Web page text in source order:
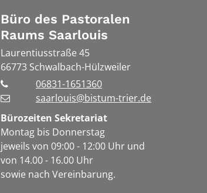
Büro des Pastoralen
Raums Saarlouis
Laurentiusstraße 45
66773 Schwalbach-Hülzweiler
06831-1651360
saarlouis@bistum-trier.de
Bürozeiten Sekretariat
Montag bis Donnerstag
jeweils von 09:00 - 12:00 Uhr und
von 14.00 - 16.00 Uhr
sowie nach Vereinbarung.